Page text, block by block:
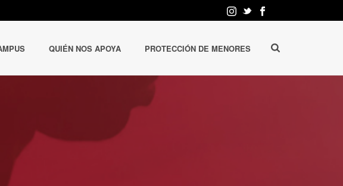
QUIÉN NOS APOYA PROTECCIÓN DE MENORES